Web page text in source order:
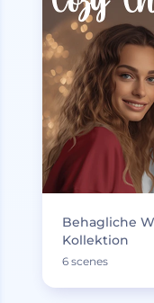
Behagliche
Kollektion
6 scenes